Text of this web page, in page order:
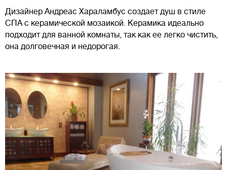
Дизайнер Андреас Хараламбус создает душ в стиле
СПА с керамической мозаикой. Керамика идеально
подходит для ванной комнаты, так как ее легко чистить,
она долговечная и недорогая.